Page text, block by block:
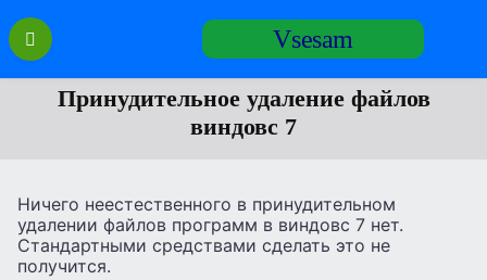
Перейти
содержанию
Vsesam
Принудительное удаление файлов
виндовс 7
Ничего неестественного в принудительном
удалении файлов программ в виндовс 7 нет.
Стандартными средствами сделать это не
получится.